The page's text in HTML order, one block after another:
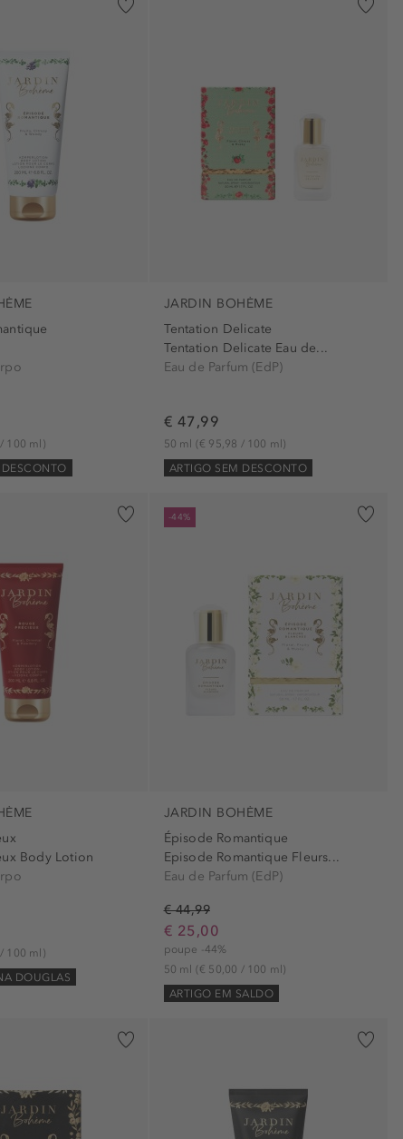
100 ml)
JARDIN BOHÈME
Tentation Delicate
Tentation Delicate Eau de...
Eau de Parfum (EdP)
€ 47,99
50 ml (€ 95,98 / 100 ml)
ARTIGO SEM DESCONTO
Body Lotion
100 ml)
DOUGLAS
-44%
JARDIN BOHÈME
Épisode Romantique
Episode Romantique Fleurs...
Eau de Parfum (EdP)
€ 44,99
€ 25,00
poupe -44%
50 ml (€ 50,00 / 100 ml)
ARTIGO EM SALDO